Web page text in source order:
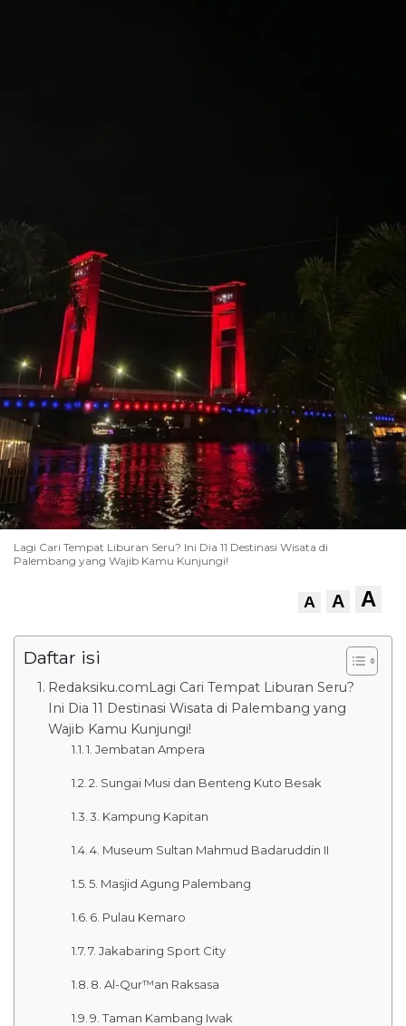
Lagi Cari Tempat Liburan Seru? Ini Dia 11 Destinasi Wisata di
Palembang yang Wajib Kamu Kunjungi!
A A A
Daftar isi
Redaksiku.comLagi Cari Tempat Liburan Seru?
Ini Dia 11 Destinasi Wisata di Palembang yang
Wajib Kamu Kunjungi!
1. Jembatan Ampera
2. Sungai Musi dan Benteng Kuto Besak
3. Kampung Kapitan
4. Museum Sultan Mahmud Badaruddin II
5. Masjid Agung Palembang
6. Pulau Kemaro
7. Jakabaring Sport City
8. Al-Qur™an Raksasa
9. Taman Kambang Iwak